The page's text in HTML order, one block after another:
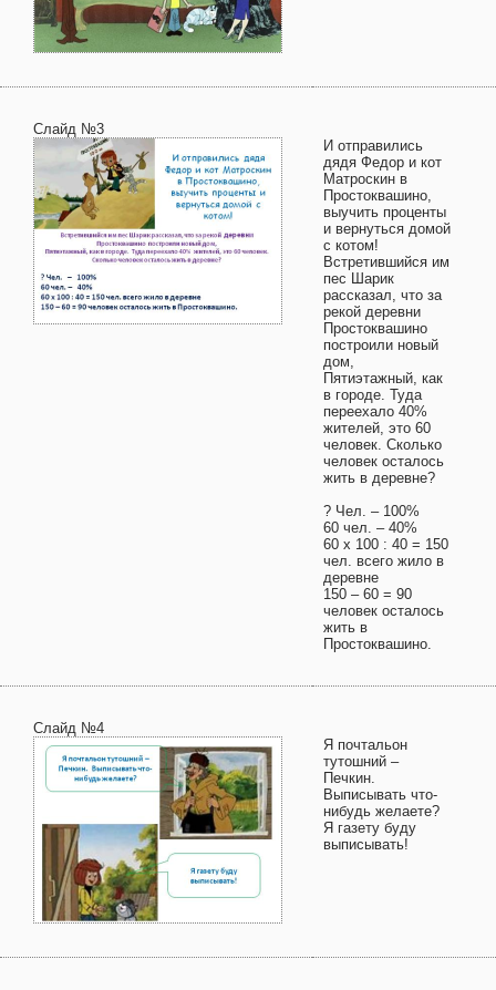
Слайд №3
И отправились
дядя Федор и кот
Матроскин в
Простоквашино,
выучить проценты
и вернуться домой
с котом!
Встретившийся им
пес Шарик
рассказал, что за
рекой деревни
Простоквашино
построили новый
дом,
Пятиэтажный, как
в городе. Туда
переехало 40%
жителей, это 60
человек. Сколько
человек осталось
жить в деревне?
? Чел. – 100%
60 чел. – 40%
60 х 100 : 40 = 150
чел. всего жило в
деревне
150 – 60 = 90
человек осталось
жить в
Простоквашино.
Слайд №4
Я почтальон
тутошний –
Печкин.
Выписывать что-
нибудь желаете?
Я газету буду
выписывать!